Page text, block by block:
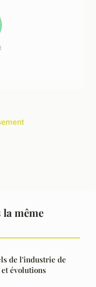
même
de l'industrie de
et évolutions